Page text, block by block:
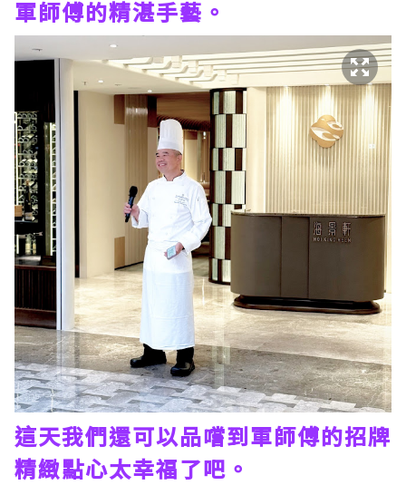
軍師傅的精湛手藝。
這天我們還可以品嚐到軍師傅的招牌
精緻點心太幸福了吧。